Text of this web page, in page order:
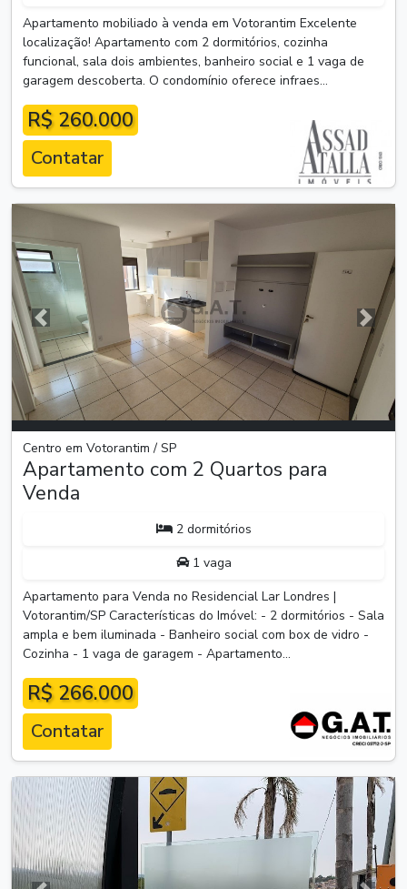
Apartamento mobiliado à venda em Votorantim Excelente
localização! Apartamento com 2 dormitórios, cozinha
funcional, sala dois ambientes, banheiro social e 1 vaga de
garagem descoberta. O condomínio oferece infraes...
R$ 260.000
Contatar
Anterior
Centro em Votorantim / SP
Apartamento com 2 Quartos para
Venda
2 dormitórios
1 vaga
Apartamento para Venda no Residencial Lar Londres |
Votorantim/SP Características do Imóvel: - 2 dormitórios - Sala
ampla e bem iluminada - Banheiro social com box de vidro -
Cozinha - 1 vaga de garagem - Apartamento...
R$ 266.000
Contatar